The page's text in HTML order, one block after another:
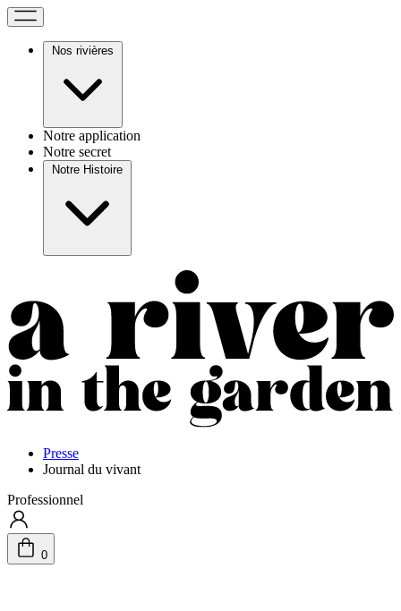
Nos rivières
Notre application
Notre secret
Notre Histoire
Presse
Journal du vivant
Professionnel
0